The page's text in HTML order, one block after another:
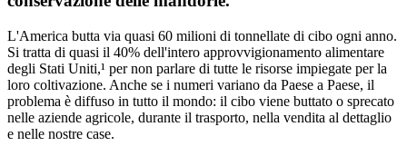
L'America butta via quasi 60 milioni di tonnellate di cibo ogni anno.
Si tratta di quasi il 40% dell'intero approvvigionamento alimentare
degli Stati Uniti,¹ per non parlare di tutte le risorse impiegate per la
loro coltivazione. Anche se i numeri variano da Paese a Paese, il
problema è diffuso in tutto il mondo: il cibo viene buttato o sprecato
nelle aziende agricole, durante il trasporto, nella vendita al dettaglio
e nelle nostre case.